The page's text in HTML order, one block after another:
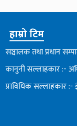
हाम्रो टिम
सञ्चालक तथा प्रधान
कानुनी सल्लाहकार :-
प्राविधिक सल्लाहकार